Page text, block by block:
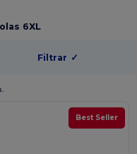
6XL
Filtrar ✓
Best Seller